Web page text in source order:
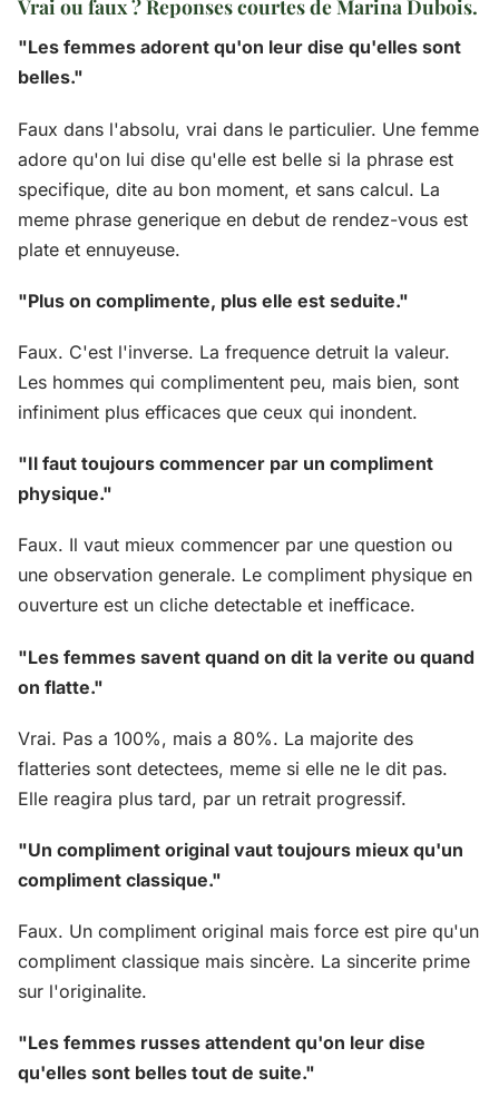
Vrai ou faux ? Reponses courtes de Marina Dubois.
"Les femmes adorent qu'on leur dise qu'elles sont
belles."
Faux dans l'absolu, vrai dans le particulier. Une femme
adore qu'on lui dise qu'elle est belle si la phrase est
specifique, dite au bon moment, et sans calcul. La
meme phrase generique en debut de rendez-vous est
plate et ennuyeuse.
"Plus on complimente, plus elle est seduite."
Faux. C'est l'inverse. La frequence detruit la valeur.
Les hommes qui complimentent peu, mais bien, sont
infiniment plus efficaces que ceux qui inondent.
"Il faut toujours commencer par un compliment
physique."
Faux. Il vaut mieux commencer par une question ou
une observation generale. Le compliment physique en
ouverture est un cliche detectable et inefficace.
"Les femmes savent quand on dit la verite ou quand
on flatte."
Vrai. Pas a 100%, mais a 80%. La majorite des
flatteries sont detectees, meme si elle ne le dit pas.
Elle reagira plus tard, par un retrait progressif.
"Un compliment original vaut toujours mieux qu'un
compliment classique."
Faux. Un compliment original mais force est pire qu'un
compliment classique mais sincère. La sincerite prime
sur l'originalite.
"Les femmes russes attendent qu'on leur dise
qu'elles sont belles tout de suite."